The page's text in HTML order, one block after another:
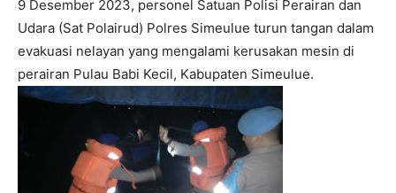
9 Desember 2023, personel Satuan Polisi Perairan dan
Udara (Sat Polairud) Polres Simeulue turun tangan dalam
evakuasi nelayan yang mengalami kerusakan mesin di
perairan Pulau Babi Kecil, Kabupaten Simeulue.